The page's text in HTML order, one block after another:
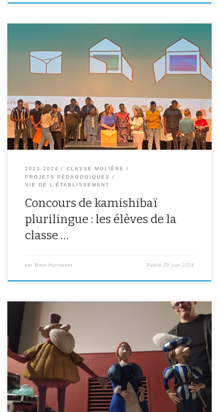
Jeudi 13 juin, les élèves de la classe Molière-NSA ont reçu un prix
pour leur kamishibaï « En quoi est faite la lune ? » Retour sur
l’histoire de cette victoire… Les élèves de la classe Molière-NSA
ont participé cette année au concours de kamishibaï plurilingue
organisé par l’association DULALA. Un kamishibaï […]
2023-2024
CLASSE MOLIÈRE
PROJETS PÉDAGOGIQUES
VIE DE L'ÉTABLISSEMENT
Concours de kamishibaï
plurilingue : les élèves de la
classe …
par Mme Hurtevent Publié 20 juin 2024
Lundi 22 janvier on est partis au cinéma pour regarder le film Léo
en avant-première. Le réalisateur était là. C’est un film
d’animation. La fabrication du film a duré 12 ans. Il y a 200
personnes qui ont fait le film. Le film est fait avec des dessins et
des […]